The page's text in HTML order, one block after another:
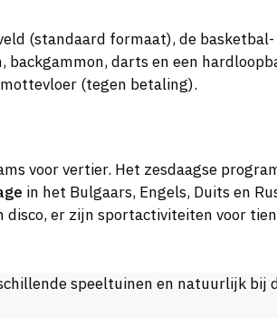
(standaard formaat), de
darts en een
(tegen betaling).
voor vertier. Het zesdaagse
in het Bulgaars, Engels, Duits en
er zijn sportactiviteiten voor
speeltuinen en natuurlijk